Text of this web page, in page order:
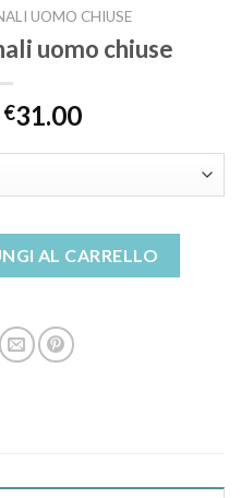
UOMO CHIUSE
uomo chiuse
€31.00
AL CARRELLO